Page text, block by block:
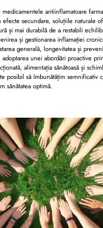
antiinflamatoare
efecte secundare, soluțiile naturale
și mai durabilă de a restabili
și gestionarea inflamației
generală, longevitatea și
unei abordări proactive prin
alimentația sănătoasă și
posibil să îmbunătățim semnificativ
sănătatea optimă.